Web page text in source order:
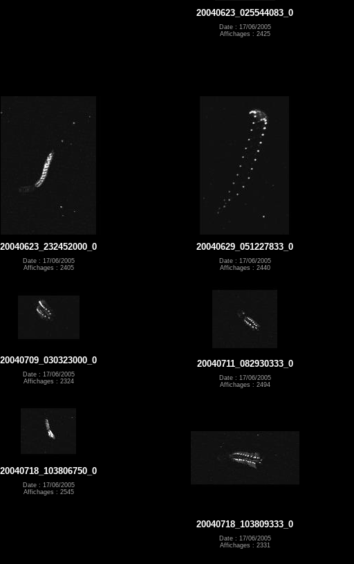
20040623_025544083_0
Date : 17/06/2005
Affichages : 2425
20040623_232452000_0
Date : 17/06/2005
Affichages : 2405
20040629_051227833_0
Date : 17/06/2005
Affichages : 2440
20040709_030323000_0
Date : 17/06/2005
Affichages : 2324
20040711_082930333_0
Date : 17/06/2005
Affichages : 2494
20040718_103806750_0
Date : 17/06/2005
Affichages : 2545
20040718_103809333_0
Date : 17/06/2005
Affichages : 2331